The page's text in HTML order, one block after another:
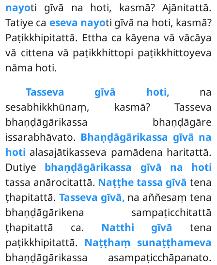
nayoti gīvā na hoti, kasmā? Ajānitattā.
Tatiye ca eseva nayoti gīvā na hoti, kasmā?
Paṭikkhipitattā. Ettha ca kāyena vā vācāya
vā cittena vā paṭikkhittopi paṭikkhittoyeva
nāma hoti.
Tasseva gīvā hoti, na
sesabhikkhūnaṃ, kasmā? Tasseva
bhaṇḍāgārikassa bhaṇḍāgāre
issarabhāvato. Bhaṇḍāgārikassa gīvā na
hoti alasajātikasseva pamādena haritattā.
Dutiye bhaṇḍāgārikassa gīvā na hoti
tassa anārocitattā. Naṭṭhe tassa gīvā tena
ṭhapitattā. Tasseva gīvā, na aññesaṃ tena
bhaṇḍāgārikena sampaṭicchitattā
ṭhapitattā ca. Natthi gīvā tena
paṭikkhipitattā. Naṭṭhaṃ sunaṭṭhameva
bhaṇḍāgārikassa asampaṭicchāpanato.